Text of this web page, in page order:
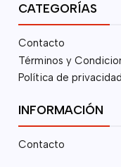
CATEGORÍAS
Contacto
Términos y
Política de privacidad
INFORMACIÓN
Contacto